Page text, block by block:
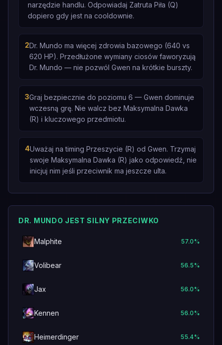
narzędzie handlu. Odpowiadaj Zatruta Piła (Q)
dopiero gdy jest na cooldownie.
2Dr. Mundo ma więcej zdrowia bazowego (640 vs
620 HP). Przedłużone wymiany ciosów faworyzują
Dr. Mundo — nie pozwól Gwen na krótkie burszty.
3Graj bezpiecznie do poziomu 6 — Gwen dominuje
wczesną grę. Nie walcz bez Maksymalna Dawka
(R) i kluczowego przedmiotu.
4Uważaj na timing Przeszycie (R) od Gwen. Trzymaj
swoje Maksymalna Dawka (R) jako odpowiedź, nie
inicjuj nim jeśli przeciwnik ma jeszcze ulta.
DR. MUNDO JEST SILNY PRZECIWKO
Malphite 57.0%
Volibear 56.5%
Jax 56.0%
Kennen 56.0%
Heimerdinger 55.4%